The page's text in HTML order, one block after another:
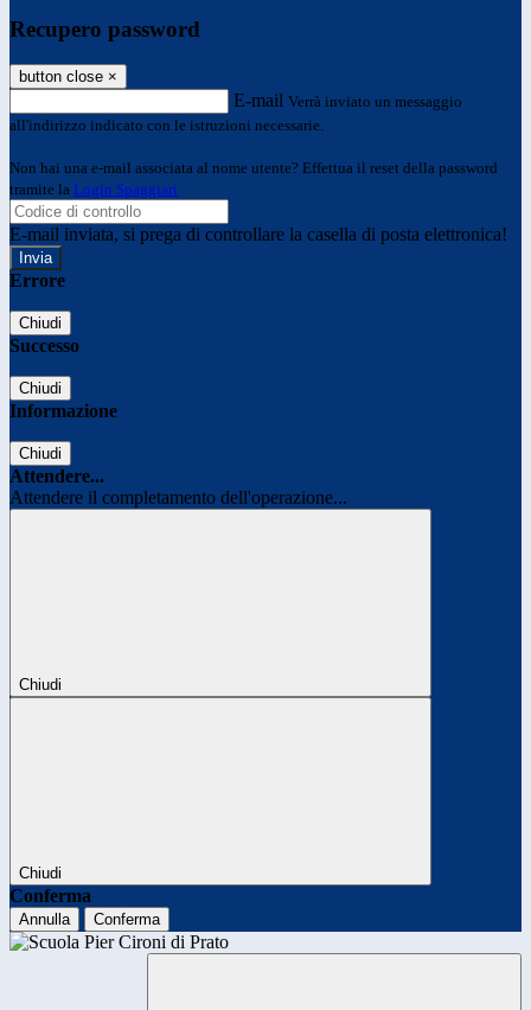
Recupero password
button close ×
E-mail Verrà inviato un messaggio
all'indirizzo indicato con le istruzioni necessarie.
Non hai una e-mail associata al nome utente? Effettua il reset della password
tramite la Login Spaggiari
E-mail inviata, si prega di controllare la casella di posta elettronica!
Errore
Chiudi
Successo
Chiudi
Informazione
Chiudi
Attendere...
Attendere il completamento dell'operazione...
Chiudi
Chiudi
Conferma
Annulla Conferma